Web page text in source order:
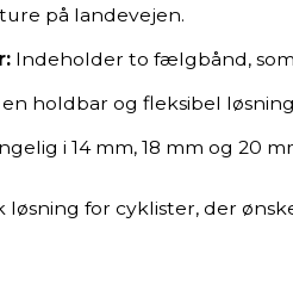
på landevejen.
Indeholder to fælgbånd,
en holdbar og fleksibel
i 14 mm, 18 mm og 20
for cyklister, der